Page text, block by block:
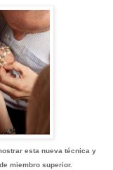
esta nueva técnica y
miembro superior.